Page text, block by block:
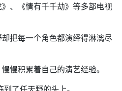
、《情有千千劫》等多部电视
把每一个角色都演绎得淋漓尽
慢积累着自己的演艺经验。